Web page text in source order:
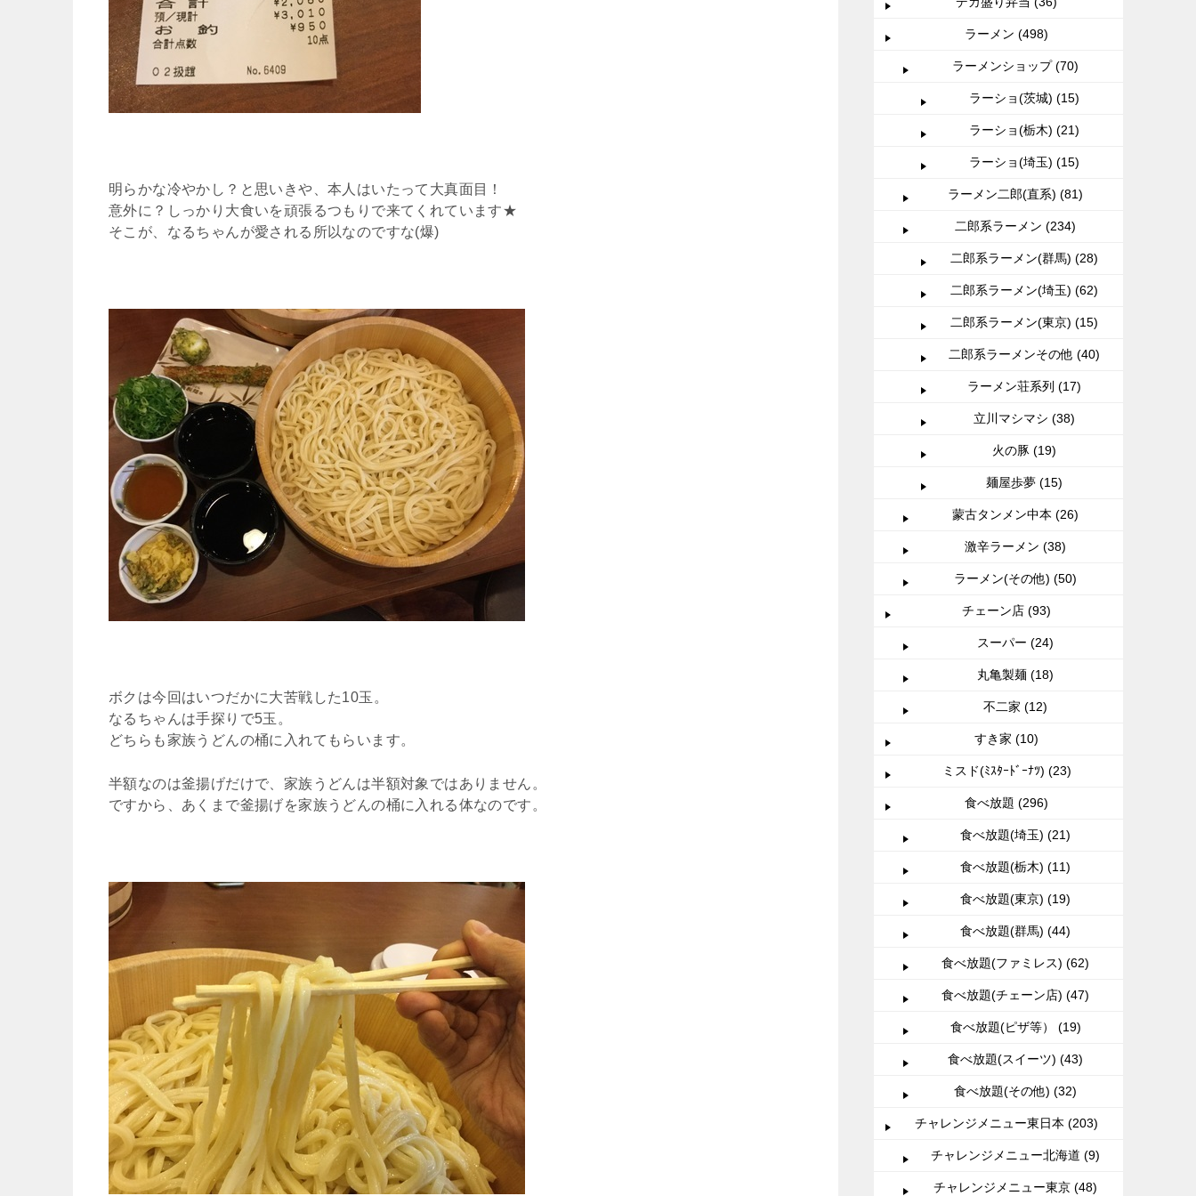
明らかな冷やかし？と思いきや、本人はいたって大真面目！
意外に？しっかり大食いを頑張るつもりで来てくれています★
そこが、なるちゃんが愛される所以なのですな(爆)
ボクは今回はいつだかに大苦戦した10玉。
なるちゃんは手探りで5玉。
どちらも家族うどんの桶に入れてもらいます。
半額なのは釜揚げだけで、家族うどんは半額対象ではありません。
ですから、あくまで釜揚げを家族うどんの桶に入れる体なのです。
ラーメン (498)
ラーメンショップ (70)
ラーショ(茨城) (15)
ラーショ(栃木) (21)
ラーショ(埼玉) (15)
ラーメン二郎(直系) (81)
二郎系ラーメン (234)
二郎系ラーメン(群馬) (28)
二郎系ラーメン(埼玉) (62)
二郎系ラーメン(東京) (15)
二郎系ラーメンその他 (40)
ラーメン荘系列 (17)
立川マシマシ (38)
火の豚 (19)
麺屋歩夢 (15)
蒙古タンメン中本 (26)
激辛ラーメン (38)
ラーメン(その他) (50)
チェーン店 (93)
スーパー (24)
丸亀製麺 (18)
不二家 (12)
すき家 (10)
ミスド(ﾐｽﾀｰﾄﾞｰﾅﾂ) (23)
食べ放題 (296)
食べ放題(埼玉) (21)
食べ放題(栃木) (11)
食べ放題(東京) (19)
食べ放題(群馬) (44)
食べ放題(ファミレス) (62)
食べ放題(チェーン店) (47)
食べ放題(ピザ等） (19)
食べ放題(スイーツ) (43)
食べ放題(その他) (32)
チャレンジメニュー東日本 (203)
チャレンジメニュー北海道 (9)
チャレンジメニュー東京 (48)